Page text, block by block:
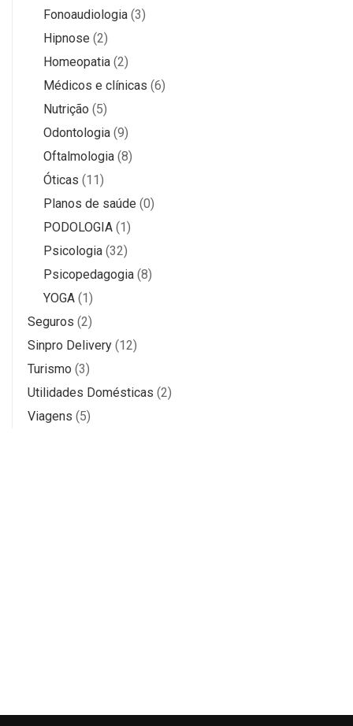
Fonoaudiologia (3)
Hipnose (2)
Homeopatia (2)
Médicos e clínicas (6)
Nutrição (5)
Odontologia (9)
Oftalmologia (8)
Óticas (11)
Planos de saúde (0)
PODOLOGIA (1)
Psicologia (32)
Psicopedagogia (8)
YOGA (1)
Seguros (2)
Sinpro Delivery (12)
Turismo (3)
Utilidades Domésticas (2)
Viagens (5)